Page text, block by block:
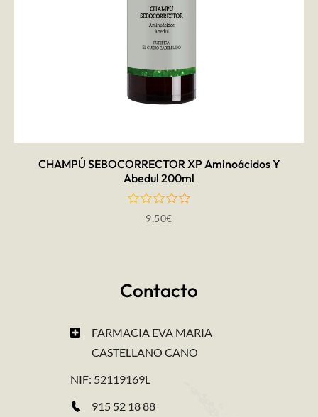
AÑADIR AL CARRITO
CHAMPÚ SEBOCORRECTOR XP Aminoácidos Y
Abedul 200ml
9,50€
Contacto
FARMACIA EVA MARIA
CASTELLANO CANO
NIF: 52119169L
915 52 18 88